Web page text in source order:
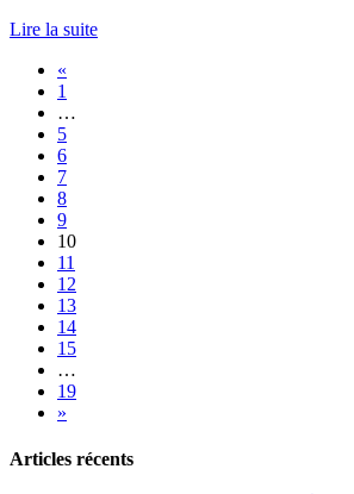
Lire la suite
«
1
…
5
6
7
8
9
10
11
12
13
14
15
…
19
»
Articles récents